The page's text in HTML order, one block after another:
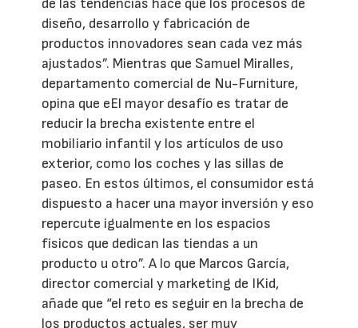
de las tendencias hace que los procesos de
diseño, desarrollo y fabricación de
productos innovadores sean cada vez más
ajustados”. Mientras que Samuel Miralles,
departamento comercial de Nu-Furniture,
opina que eEl mayor desafío es tratar de
reducir la brecha existente entre el
mobiliario infantil y los artículos de uso
exterior, como los coches y las sillas de
paseo. En estos últimos, el consumidor está
dispuesto a hacer una mayor inversión y eso
repercute igualmente en los espacios
físicos que dedican las tiendas a un
producto u otro”. A lo que Marcos García,
director comercial y marketing de IKid,
añade que “el reto es seguir en la brecha de
los productos actuales, ser muy